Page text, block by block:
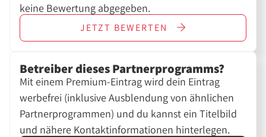
keine Bewertung abgegeben.
JETZT BEWERTEN
Betreiber dieses Partnerprogramms?
Mit einem Premium-Eintrag wird dein Eintrag
werbefrei (inklusive Ausblendung von ähnlichen
Partnerprogrammen) und du kannst ein Titelbild
und nähere Kontaktinformationen hinterlegen.